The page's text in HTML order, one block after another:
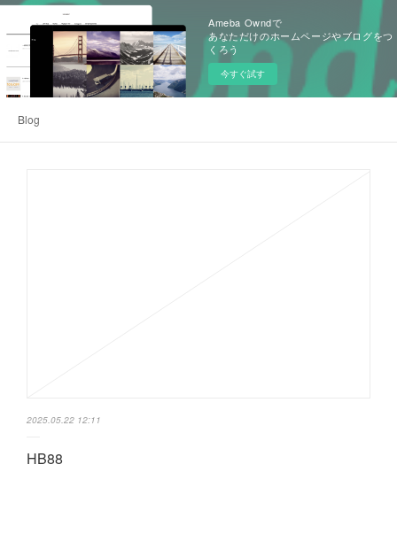
Ameba Owndで
あなただけのホームページやブログをつ
くろう
今すぐ試す
Blog
2025.05.22 12:11
HB88